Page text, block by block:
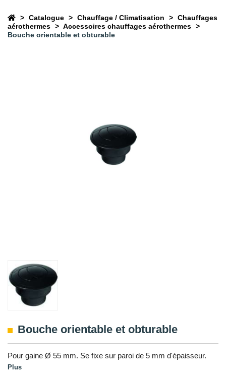
Catalogue Chauffage / Climatisation
Chauffages
aérothermes
Accessoires chauffages aérothermes
Bouche orientable et obturable
Bouche orientable et obturable
Pour gaine Ø 55 mm. Se fixe sur paroi de 5 mm d'épaisseur.
Plus